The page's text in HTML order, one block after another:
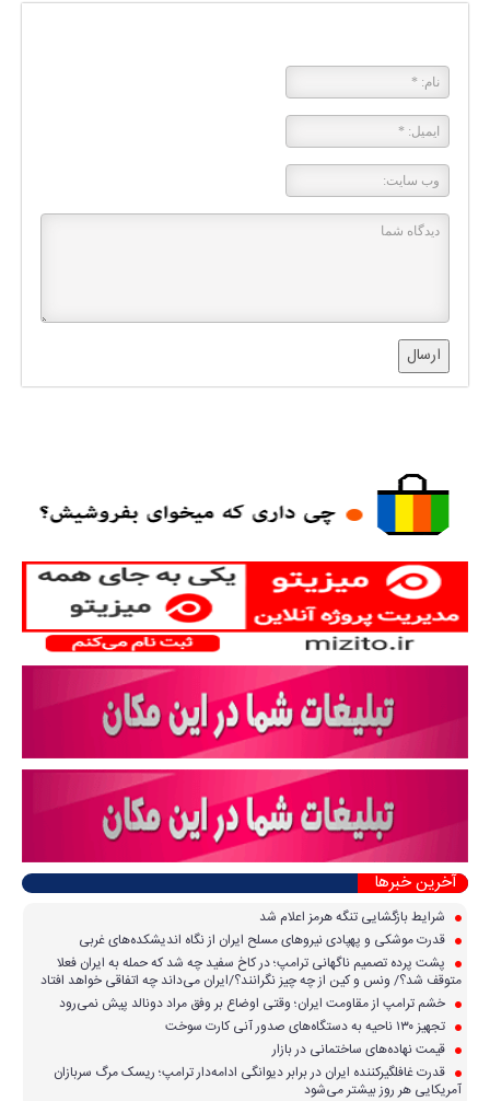
ارسال
آخرین خبرها
شرایط بازگشایی تنگه هرمز اعلام شد
قدرت موشکی و پهپادی نیرو‌های مسلح ایران از نگاه اندیشکده‌های غربی
پشت پرده تصمیم ناگهانی ترامپ؛ در کاخ سفید چه شد که حمله به ایران فعلا
متوقف شد؟/ ونس و کین از چه چیز نگرانند؟/ایران می‌داند چه اتفاقی خواهد افتاد
خشم ترامپ از مقاومت ایران؛ وقتی اوضاع بر وفق مراد دونالد پیش نمی‌رود
تجهیز ۱۳۰ ناحیه به دستگاه‌های صدور آنی کارت سوخت
قیمت نهاده‌های ساختمانی در بازار
قدرت غافلگیرکننده ایران در برابر دیوانگی ادامه‌دار ترامپ؛ ریسک مرگ سربازان
آمریکایی هر روز بیشتر می‌شود